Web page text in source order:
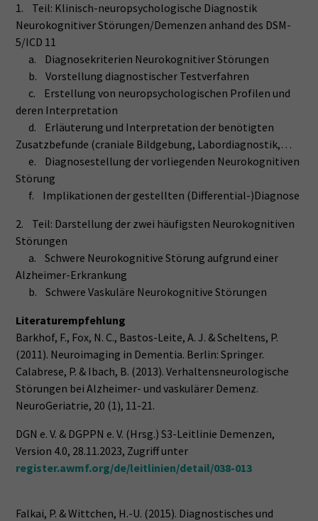
1. Teil: Klinisch-neuropsychologische Diagnostik
Neurokognitiver Störungen/Demenzen anhand des DSM-
5/ICD 11
a. Diagnosekriterien Neurokognitiver Störungen
b. Vorstellung diagnostischer Testverfahren
c. Erstellung von neuropsychologischen Profilen und
deren Interpretation
d. Erläuterung und Interpretation der benötigten
Zusatzbefunde (craniale Bildgebung, Labordiagnostik,…
e. Diagnosestellung der vorliegenden Neurokognitiven
Störung
f. Implikationen der gestellten (Differential-)Diagnose
2. Teil: Darstellung der zwei häufigsten Neurokognitiven
Störungen
a. Schwere Neurokognitive Störung aufgrund einer
Alzheimer-Erkrankung
b. Schwere Vaskuläre Neurokognitive Störungen
Literaturempfehlung
Barkhof, F., Fox, N. C., Bastos-Leite, A. J. & Scheltens, P.
(2011). Neuroimaging in Dementia. Berlin: Springer.
Calabrese, P. & Ibach, B. (2013). Verhaltensneurologische
Störungen bei Alzheimer- und vaskulärer Demenz.
NeuroGeriatrie, 20 (1), 11-21.
DGN e. V. & DGPPN e. V. (Hrsg.) S3-Leitlinie Demenzen,
Version 4.0, 28.11.2023, Zugriff unter
register.awmf.org/de/leitlinien/detail/038-013
Falkai, P. & Wittchen, H.-U. (2015). Diagnostisches und